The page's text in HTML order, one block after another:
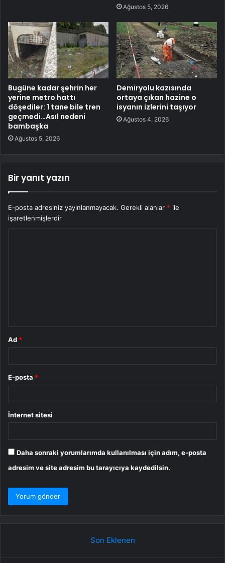
Ağustos 5, 2026
Bugüne kadar şehrin her
yerine metro hattı
döşediler: 1 tane bile tren
geçmedi…Asıl nedeni
bambaşka
Ağustos 5, 2026
Demiryolu kazısında
ortaya çıkan hazine o
isyanın izlerini taşıyor
Ağustos 4, 2026
Bir yanıt yazın
E-posta adresiniz yayınlanmayacak. Gerekli alanlar * ile
işaretlenmişlerdir
Ad *
E-posta *
İnternet sitesi
Daha sonraki yorumlarımda kullanılması için adım, e-posta
adresim ve site adresim bu tarayıcıya kaydedilsin.
Son Eklenen